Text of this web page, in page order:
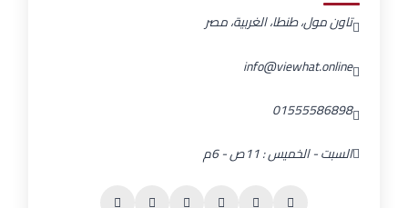
تاون مول، طنطا، الغربية، مصر
info@viewhat.online
01555586898
السبت - الخميس : 11ص - 6م